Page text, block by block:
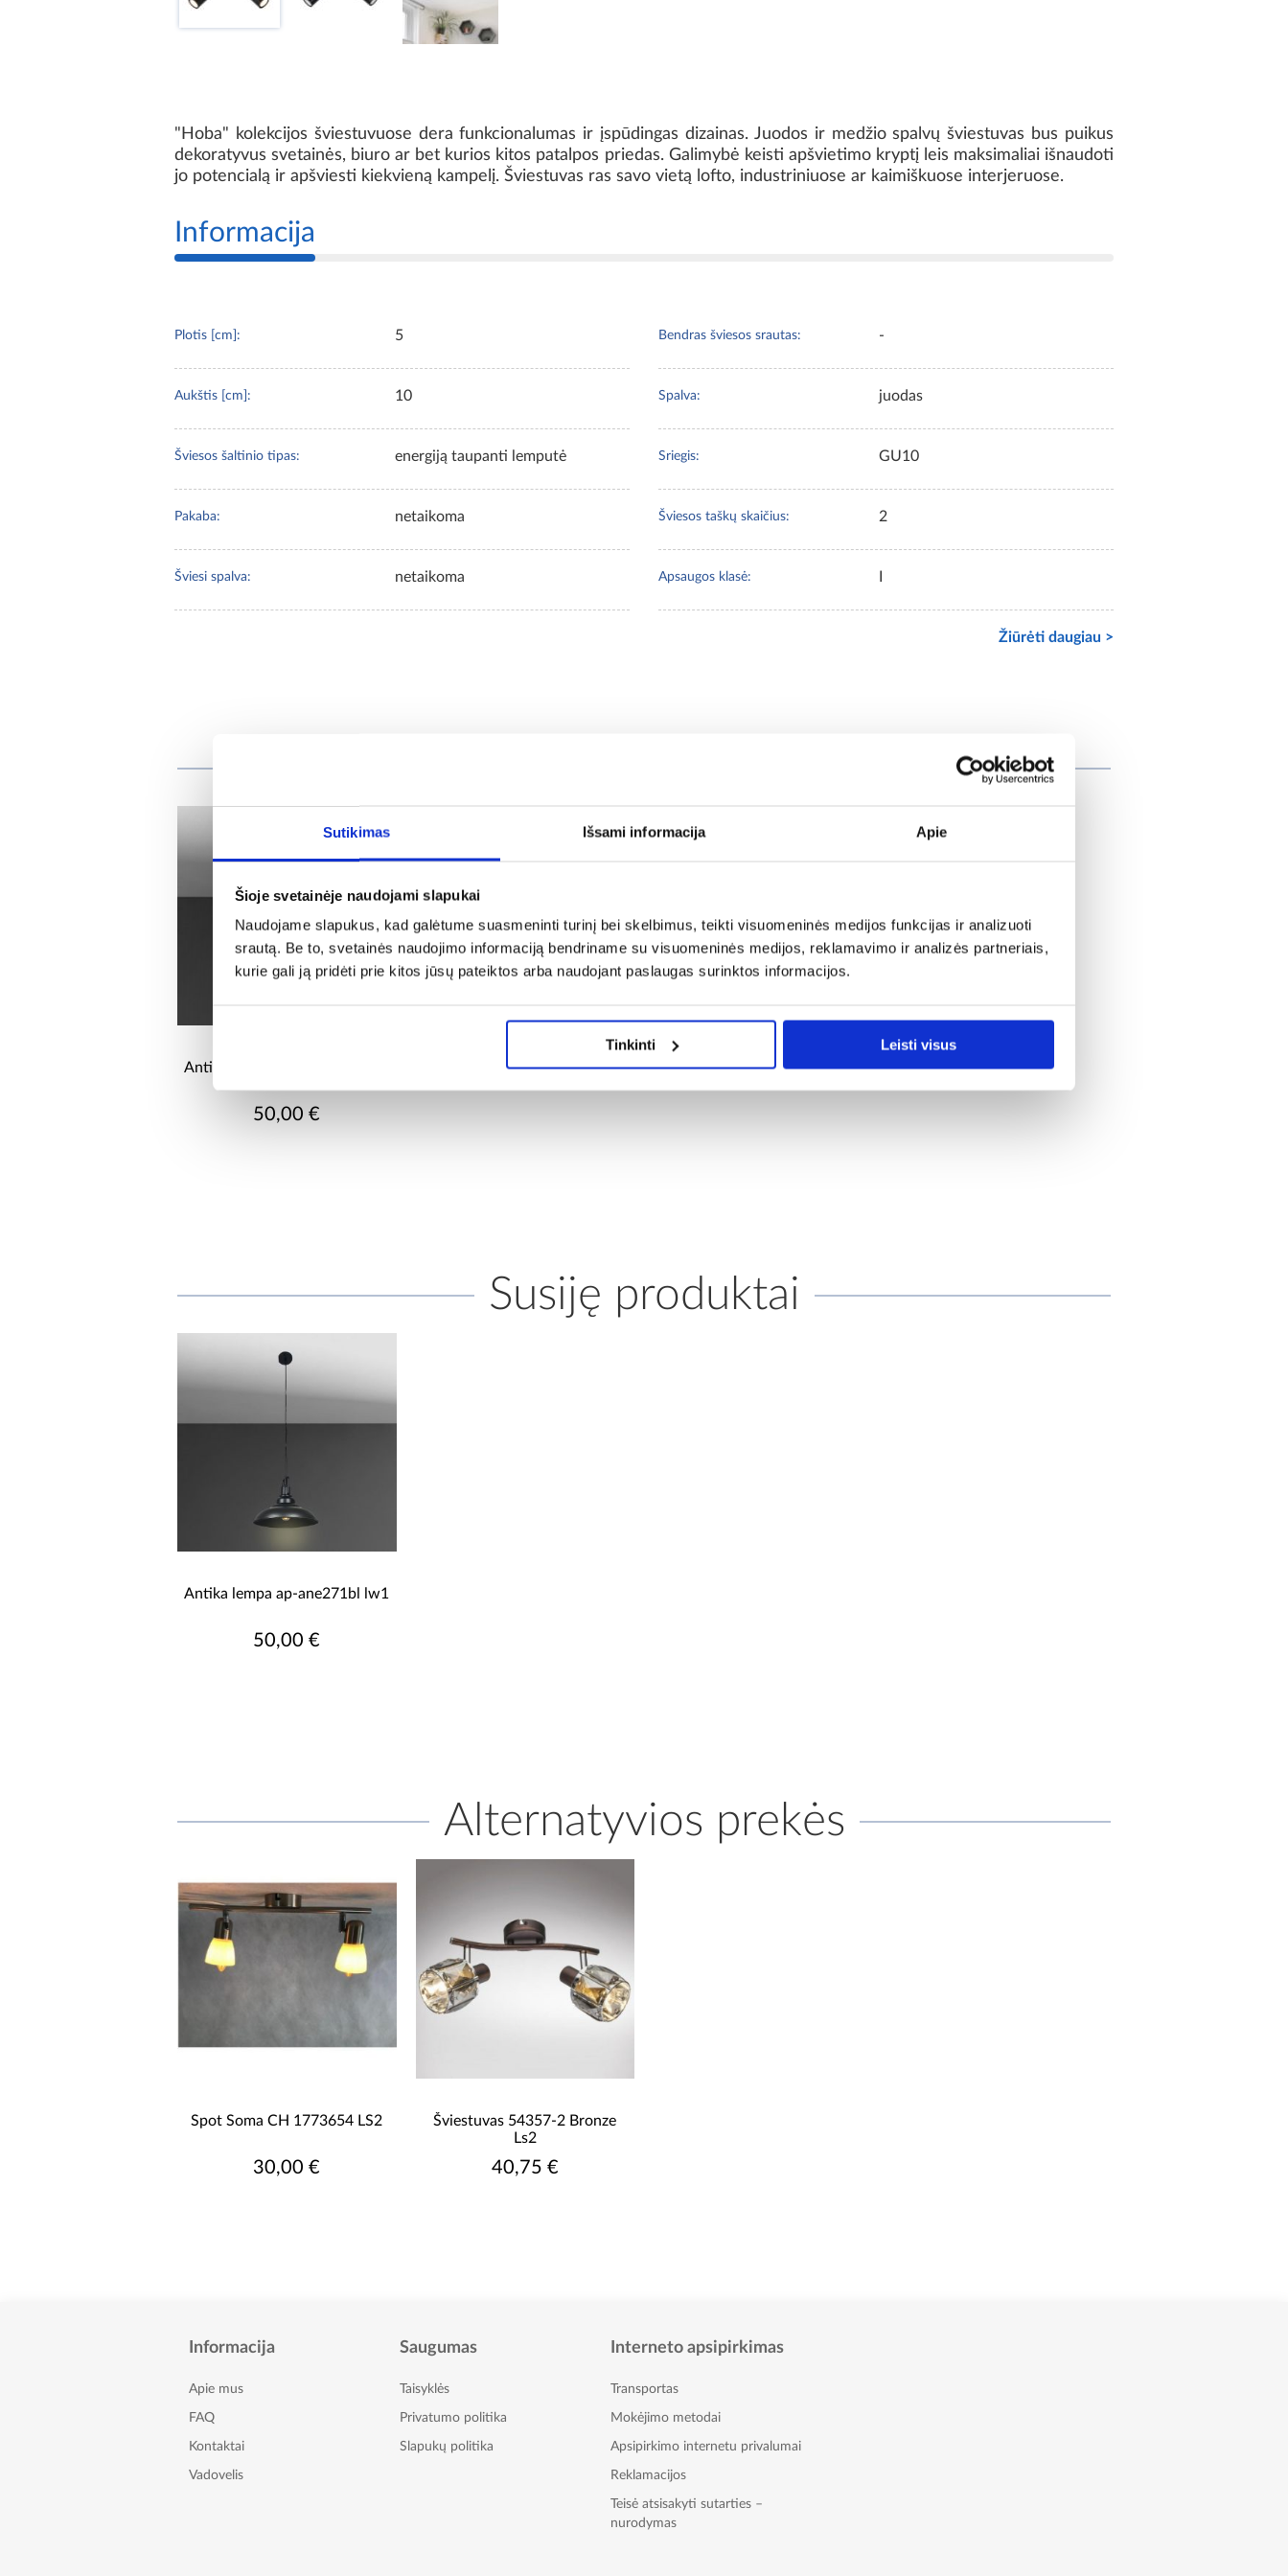
Sutikimas Išsami informacija Apie
Šioje svetainėje naudojami slapukai
Naudojame slapukus, kad galėtume suasmeninti turinį bei skelbimus, teikti visuomeninės medijos funkcijas ir analizuoti
srautą. Be to, svetainės naudojimo informaciją bendriname su visuomeninės medijos, reklamavimo ir analizės partneriais,
kurie gali ją pridėti prie kitos jūsų pateiktos arba naudojant paslaugas surinktos informacijos.
Tinkinti Leisti visus
"Hoba" kolekcijos šviestuvuose dera funkcionalumas ir įspūdingas dizainas. Juodos ir medžio spalvų šviestuvas bus puikus
dekoratyvus svetainės, biuro ar bet kurios kitos patalpos priedas. Galimybė keisti apšvietimo kryptį leis maksimaliai išnaudoti
jo potencialą ir apšviesti kiekvieną kampelį. Šviestuvas ras savo vietą lofto, industriniuose ar kaimiškuose interjeruose.
Informacija
Plotis [cm]: 5
Aukštis [cm]: 10
Šviesos šaltinio tipas: energiją taupanti lemputė
Pakaba: netaikoma
Šviesi spalva: netaikoma
Bendras šviesos srautas: -
Spalva: juodas
Sriegis: GU10
Šviesos taškų skaičius: 2
Apsaugos klasė:
Žiūrėti daugiau >
Pirkėjai, pirkę šią prekę, taip pat įsigijo
Antika lempa ap-ane271bl lw1
50,00 €
Susiję produktai
Antika lempa ap-ane271bl lw1
50,00 €
Alternatyvios prekės
Spot Soma CH 1773654 LS2
30,00 €
Šviestuvas 54357-2 Bronze
Ls2
40,75 €
Informacija
Apie mus
FAQ
Kontaktai
Vadovelis
Saugumas
Taisyklės
Privatumo politika
Slapukų politika
Interneto apsipirkimas
Transportas
Mokėjimo metodai
Apsipirkimo internetu privalumai
Reklamacijos
Teisė atsisakyti sutarties –
nurodymas